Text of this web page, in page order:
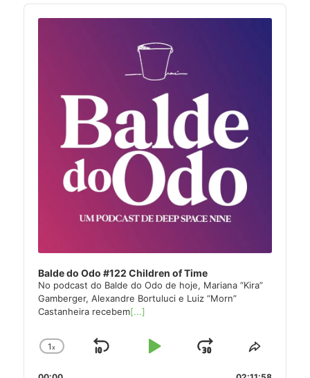
Audio
Player
Balde do Odo #122 Children of Time
No podcast do Balde do Odo de hoje, Mariana “Kira”
Gamberger, Alexandre Bortuluci e Luiz “Morn”
Castanheira recebem[...]
Change
1x
Skip
Play
JumpShare